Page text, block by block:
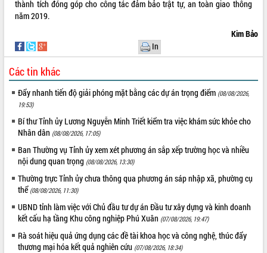
UBND tỉnh họp báo định kỳ tháng 4
phát triển nền kinh tế xanh tại tỉnh
Tăng cường giám sát, đôn đốc thực
hiện nhiệm vụ quản lý tài sản công
hàng tuần
Tháo gỡ những vướng mắc, đẩy mạnh
công tác cải cách thủ tục hành chính
tại Trung tâm Phục vụ hành chính
công tỉnh
Đắk Lắk: Tôn vinh 46 giải pháp tại Hội
thi Sáng tạo Kỹ thuật 2024 - 2025
Đắk Lắk rà soát, điều chỉnh Đề án 190
về phát triển nuôi trồng thủy sản
Phó Chủ tịch UBND tỉnh Đắk Lắk
Trương Công Thái kiểm tra thực địa
Dự án cao tốc Khánh Hòa - Buôn Ma
thành tích đóng góp cho công tác đảm bảo trật tự, an toàn giao thông
năm 2019.
Kim Bảo
In
Các tin khác
Đẩy nhanh tiến độ giải phóng mặt bằng các dự án trọng điểm (08/08/2026,
19:53)
Bí thư Tỉnh ủy Lương Nguyễn Minh Triết kiểm tra việc khám sức khỏe cho
Nhân dân (08/08/2026, 17:05)
Ban Thường vụ Tỉnh ủy xem xét phương án sắp xếp trường học và nhiều
nội dung quan trọng (08/08/2026, 13:30)
Thường trực Tỉnh ủy chưa thông qua phương án sáp nhập xã, phường cụ
thể (08/08/2026, 11:30)
UBND tỉnh làm việc với Chủ đầu tư dự án Đầu tư xây dựng và kinh doanh
kết cấu hạ tầng Khu công nghiệp Phú Xuân (07/08/2026, 19:47)
Rà soát hiệu quả ứng dụng các đề tài khoa học và công nghệ, thúc đẩy
thương mại hóa kết quả nghiên cứu (07/08/2026, 18:34)